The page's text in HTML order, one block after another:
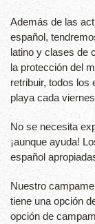
Además de las
español,
latino y clases de
la protección del
retribuir, todos los
playa cada
No se necesita
¡aunque ayuda!
español
Nuestro
tiene una opción
opción de